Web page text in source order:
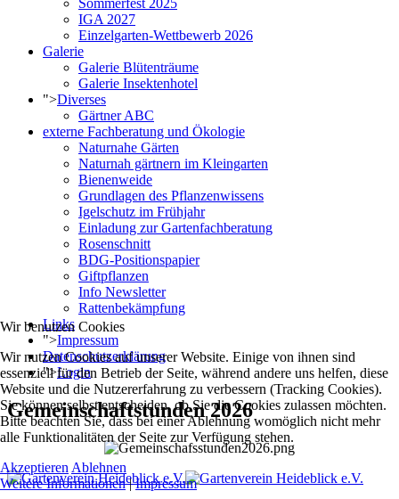
Sommerfest 2025
IGA 2027
Einzelgarten-Wettbewerb 2026
Galerie
Galerie Blütenträume
Galerie Insektenhotel
">Diverses
Gärtner ABC
externe Fachberatung und Ökologie
Naturnahe Gärten
Naturnah gärtnern im Kleingarten
Bienenweide
Grundlagen des Pflanzenwissens
Igelschutz im Frühjahr
Einladung zur Gartenfachberatung
Rosenschnitt
BDG-Positionspapier
Giftpflanzen
Info Newsletter
Rattenbekämpfung
Links
">Impressum
Datenschutzerklärung
">Login
Gemeinschaftstunden 2026
Wir benutzen Cookies
Wir nutzen Cookies auf unserer Website. Einige von ihnen sind
essenziell für den Betrieb der Seite, während andere uns helfen, diese
Website und die Nutzererfahrung zu verbessern (Tracking Cookies).
Sie können selbst entscheiden, ob Sie die Cookies zulassen möchten.
Bitte beachten Sie, dass bei einer Ablehnung womöglich nicht mehr
alle Funktionalitäten der Seite zur Verfügung stehen.
Akzeptieren Ablehnen
Weitere Informationen|Impressum